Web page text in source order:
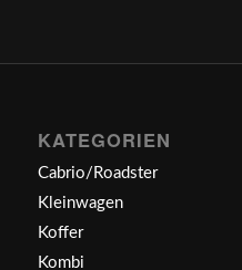
KATEGORIEN
Cabrio/Roadster
Kleinwagen
Koffer
Kombi